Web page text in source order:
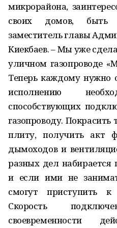
микрорайона,
своих домов, быть
заместитель главы
Киекбаев. – Мы уже
уличном газопроводе
Теперь каждому нужно
исполнению
способствующих
газопроводу. Покрасить
плиту, получить акт
дымоходов и
разных дел набирается
и если ими не
смогут приступить
Скорость
своевременности